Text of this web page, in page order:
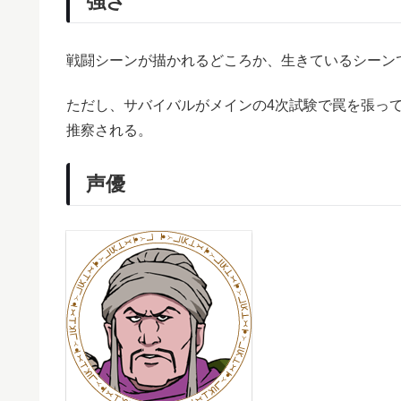
戦闘シーンが描かれるどころか、生きているシー
ただし、サバイバルがメインの4次試験で罠を張っ
推察される。
声優